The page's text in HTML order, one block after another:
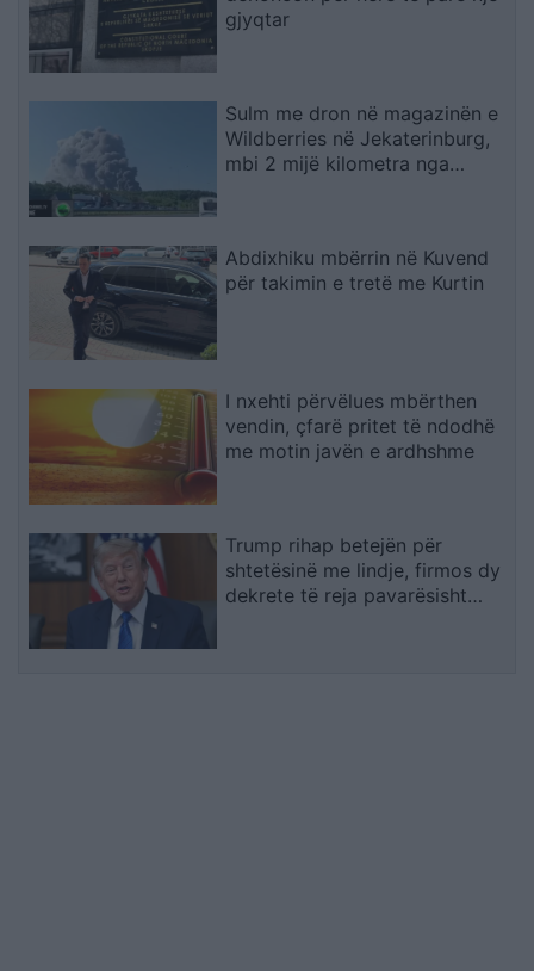
gjyqtar
Sulm me dron në magazinën e
Wildberries në Jekaterinburg,
mbi 2 mijë kilometra nga
Abdixhiku mbërrin në Kuvend
për takimin e tretë me Kurtin
I nxehti përvëlues mbërthen
vendin, çfarë pritet të ndodhë
me motin javën e ardhshme
Trump rihap betejën për
shtetësinë me lindje, firmos dy
dekrete të reja pavarësisht